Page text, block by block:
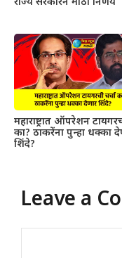
महाराष्ट्रात ऑपरेशन
का? ठाकरेंना पुन्हा धक्का
शिंदे?
Leave a